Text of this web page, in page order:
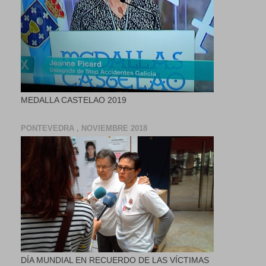
MEDALLA CASTELAO 2019
PONTEVEDRA , NOVIEMBRE 2018
DÍA MUNDIAL EN RECUERDO DE LAS VÍCTIMAS